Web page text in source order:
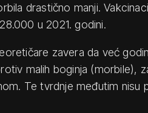
drastično manji.
u 2021. godini.
zavera da već
malih boginja (morbile),
Te tvrdnje međutim nisu